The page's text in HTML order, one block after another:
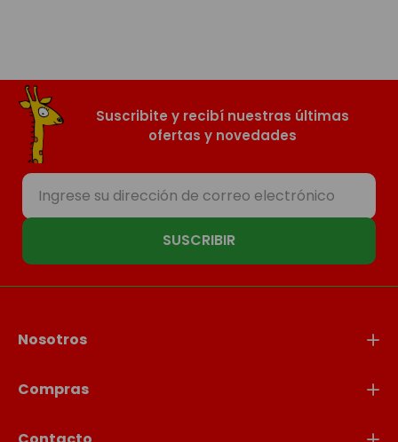
Suscribite y recibí nuestras últimas
ofertas y novedades
SUSCRIBIR
Nosotros
Compras